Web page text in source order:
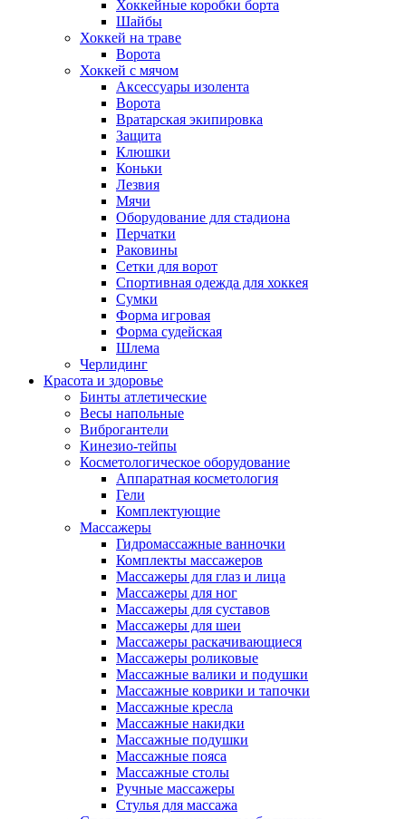
Хоккейные коробки борта
Шайбы
Хоккей на траве
Ворота
Хоккей с мячом
Аксессуары изолента
Ворота
Вратарская экипировка
Защита
Клюшки
Коньки
Лезвия
Мячи
Оборудование для стадиона
Перчатки
Раковины
Сетки для ворот
Спортивная одежда для хоккея
Сумки
Форма игровая
Форма судейская
Шлема
Черлидинг
Красота и здоровье
Бинты атлетические
Весы напольные
Виброгантели
Кинезио-тейпы
Косметологическое оборудование
Аппаратная косметология
Гели
Комплектующие
Массажеры
Гидромассажные ванночки
Комплекты массажеров
Массажеры для глаз и лица
Массажеры для ног
Массажеры для суставов
Массажеры для шеи
Массажеры раскачивающиеся
Массажеры роликовые
Массажные валики и подушки
Массажные коврики и тапочки
Массажные кресла
Массажные накидки
Массажные подушки
Массажные пояса
Массажные столы
Ручные массажеры
Стулья для массажа